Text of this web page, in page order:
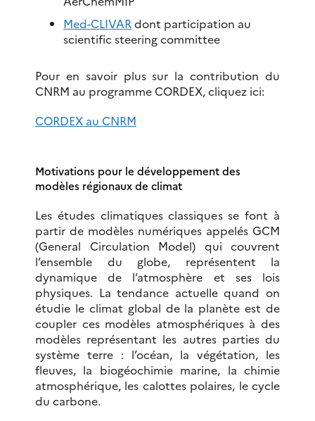
Med-CLIVARdont participation au
scientific steering committee
Pour en savoir plus sur la contribution du
CNRM au programme CORDEX, cliquez ici:
CORDEX au CNRM
Motivations pour le développement des
modèles régionaux de climat
Les études climatiques classiques se font à
partir de modèles numériques appelés GCM
(General Circulation Model) qui couvrent
l’ensemble du globe, représentent la
dynamique de l’atmosphère et ses lois
physiques. La tendance actuelle quand on
étudie le climat global de la planète est de
coupler ces modèles atmosphériques à des
modèles représentant les autres parties du
système terre : l’océan, la végétation, les
fleuves, la biogéochimie marine, la chimie
atmosphérique, les calottes polaires, le cycle
du carbone.